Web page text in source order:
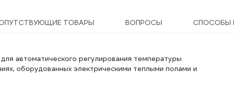
ТОВАРЫ ВОПРОСЫ СПОСОБЫ
автоматического регулирования температуры
оборудованных электрическими теплыми полами и